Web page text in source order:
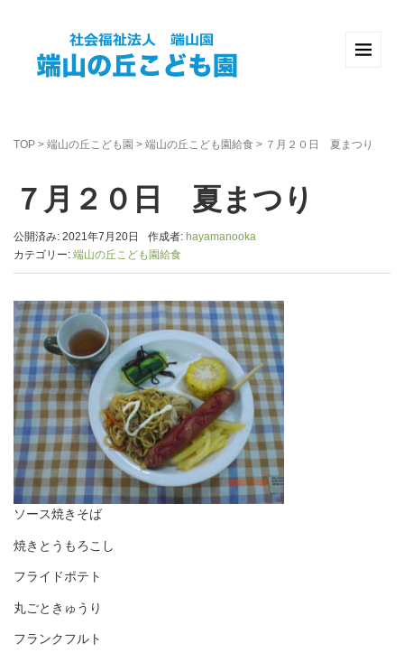
TOP > 端山の丘こども園 > 端山の丘こども園給食 > ７月２０日 夏まつり
７月２０日 夏まつり
公開済み: 2021年7月20日 作成者: hayamanooka
カテゴリー: 端山の丘こども園給食
ソース焼きそば
焼きとうもろこし
フライドポテト
丸ごときゅうり
フランクフルト